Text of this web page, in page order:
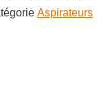
Aspirateurs